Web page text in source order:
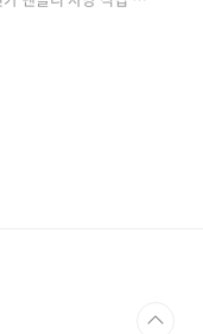
대로 뺑소니근방
저 A 현장에 도착해